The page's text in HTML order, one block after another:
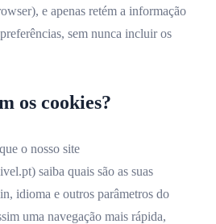
e apenas retém a informação
sem nunca incluir os
os cookies?
o nosso site
saiba quais são as suas
idioma e outros parâmetros do
uma navegação mais rápida,